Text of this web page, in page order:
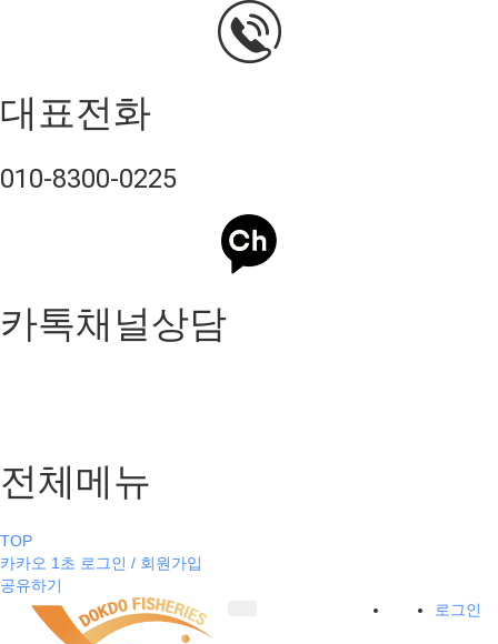
대표전화
010-8300-0225
카톡채널상담
전체메뉴
TOP
카카오 1초 로그인 / 회원가입
공유하기
로그인